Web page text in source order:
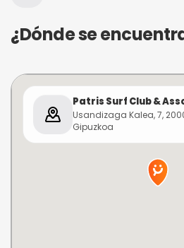
¿Dónde se
Patris Surf Club &
Usandizaga Kalea, 7,
Gipuzkoa